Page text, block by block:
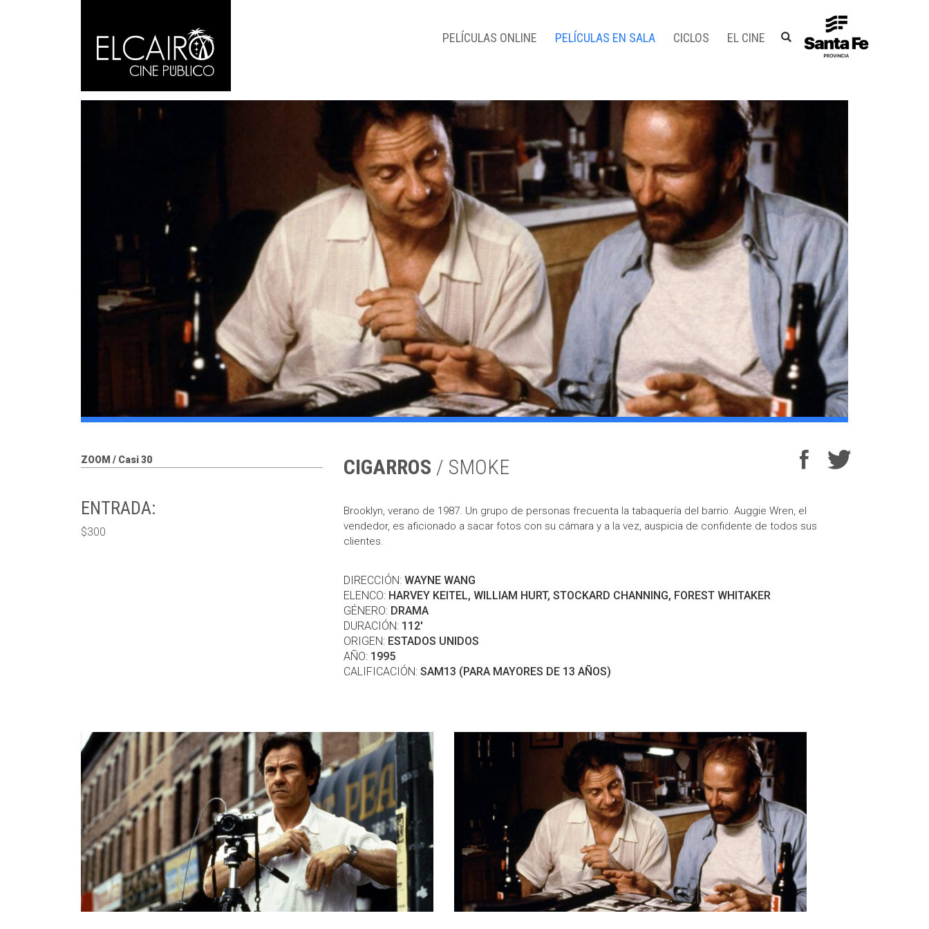
PELÍCULAS ONLINE PELÍCULAS EN SALA CICLOS EL CINE
ZOOM / Casi 30
ENTRADA:
$300
CIGARROS / SMOKE
Brooklyn, verano de 1987. Un grupo de personas frecuenta la tabaquería del barrio. Auggie Wren, el
vendedor, es aficionado a sacar fotos con su cámara y a la vez, auspicia de confidente de todos sus
clientes.
DIRECCIÓN: WAYNE WANG
ELENCO: HARVEY KEITEL, WILLIAM HURT, STOCKARD CHANNING, FOREST WHITAKER
GÉNERO: DRAMA
DURACIÓN: 112'
ORIGEN: ESTADOS UNIDOS
AÑO: 1995
CALIFICACIÓN: SAM13 (PARA MAYORES DE 13 AÑOS)